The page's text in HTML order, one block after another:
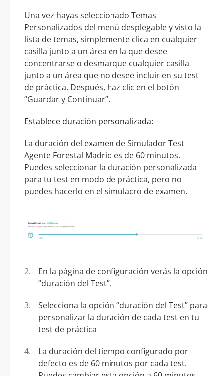
Una vez hayas seleccionado Temas
Personalizados del menú desplegable y visto la
lista de temas, simplemente clica en cualquier
casilla junto a un área en la que desee
concentrarse o desmarque cualquier casilla
junto a un área que no desee incluir en su test
de práctica. Después, haz clic en el botón
“Guardar y Continuar”.
Establece duración personalizada:
La duración del examen de Simulador Test
Agente Forestal Madrid es de 60 minutos.
Puedes seleccionar la duración personalizada
para tu test en modo de práctica, pero no
puedes hacerlo en el simulacro de examen.
En la página de configuración verás la opción
“duración del Test”.
Selecciona la opción “duración del Test” para
personalizar la duración de cada test en tu
test de práctica
La duración del tiempo configurado por
defecto es de 60 minutos por cada test.